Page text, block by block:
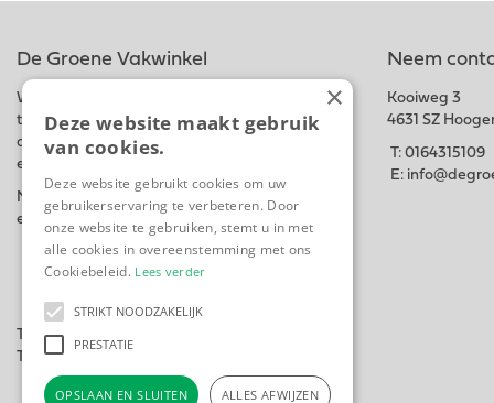
De Groene Vakwinkel
Wij hebben een ruim assortiment van
tuinbenodigdheden, bedrijfskleding,
dierenvoeding, planten en bloemen, graszaad
en meststoffen in onze winkel en webshop.
Naast
een Hoveniersbedrijf
Neem
Kooiweg 3
4631 SZ
T: 0164315109
E:
Tuincentrum
Tuingereedschap
×
Deze website maakt gebruik
van cookies.
Deze website gebruikt cookies om uw
gebruikerservaring te verbeteren. Door
onze website te gebruiken, stemt u in met
alle cookies in overeenstemming met ons
Cookiebeleid. Lees verder
STRIKT NOODZAKELIJK
PRESTATIE
OPSLAAN EN SLUITEN ALLES AFWIJZEN